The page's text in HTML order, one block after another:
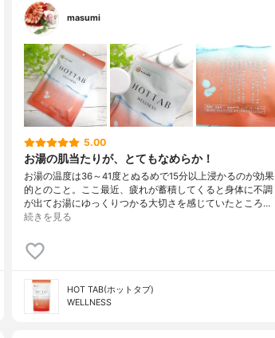
masumi
5.00
お湯の肌当たりが、とてもなめらか！
お湯の温度は36～41度とぬるめで15分以上浸かるのが効果
的とのこと。ここ最近、疲れが蓄積してくると身体に不調
が出てお湯にゆっくりつかる大切さを感じていたところ…
続きを見る
HOT TAB(ホットタブ)
WELLNESS